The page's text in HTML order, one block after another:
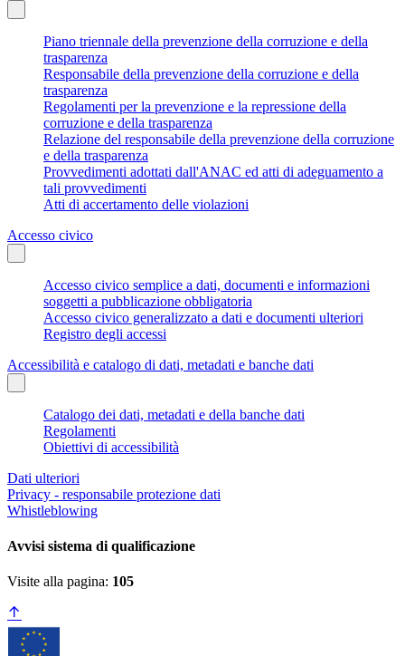
Piano triennale della prevenzione della corruzione e della
trasparenza
Responsabile della prevenzione della corruzione e della
trasparenza
Regolamenti per la prevenzione e la repressione della
corruzione e della trasparenza
Relazione del responsabile della prevenzione della corruzione
e della trasparenza
Provvedimenti adottati dall'ANAC ed atti di adeguamento a
tali provvedimenti
Atti di accertamento delle violazioni
Accesso civico
Accesso civico semplice a dati, documenti e informazioni
soggetti a pubblicazione obbligatoria
Accesso civico generalizzato a dati e documenti ulteriori
Registro degli accessi
Accessibilità e catalogo di dati, metadati e banche dati
Catalogo dei dati, metadati e della banche dati
Regolamenti
Obiettivi di accessibilità
Dati ulteriori
Privacy - responsabile protezione dati
Whistleblowing
Avvisi sistema di qualificazione
Visite alla pagina: 105